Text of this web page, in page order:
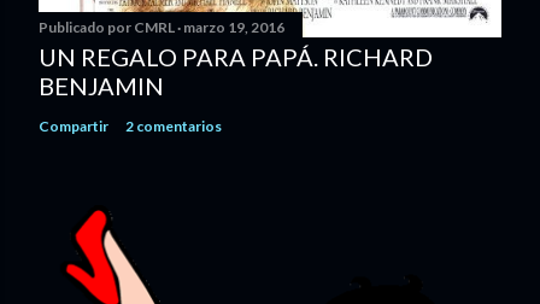
Publicado por CMRL marzo 19, 2016
UN REGALO PARA PAPÁ. RICHARD
BENJAMIN
Compartir 2 comentarios